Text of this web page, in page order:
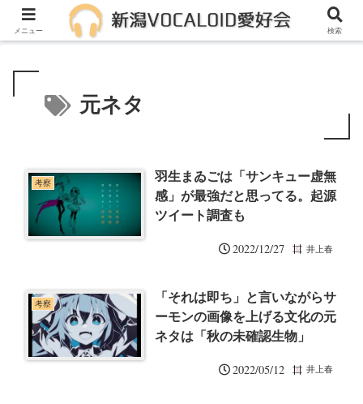
メンバー募集中！一緒に活動しませんか？
元ネタ
考察
羽生まゐごは「サンキュー虚無
感」が最強だと思ってる。起源
ツイート調査も
2022/12/27 井上春
考察
「それは即ち」と言いながらサ
ーモンの画像を上げる文化の元
ネタは「秋の未確認生物」
2022/05/12 井上春
メニュー 検索